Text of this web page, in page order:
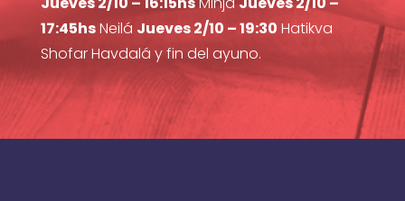
17:45hsNeilá Jueves 2/10 – 19:30 Hatikva
Shofar Havdalá y fin del ayuno.